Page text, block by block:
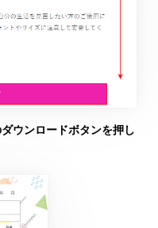
ウンロードボタンを押し